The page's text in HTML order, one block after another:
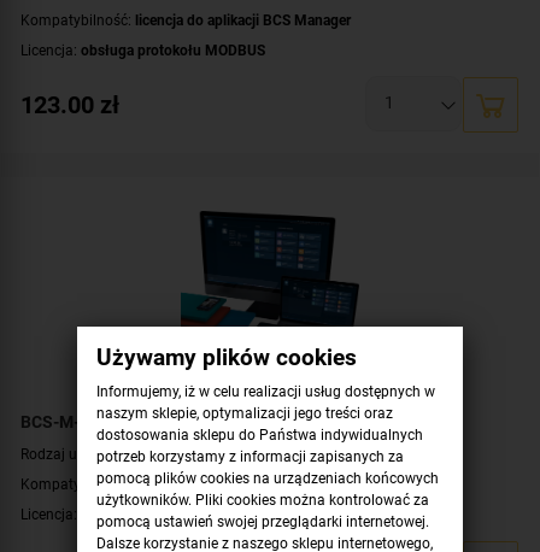
Kompatybilność: licencja do aplikacji BCS Manager
Licencja: obsługa protokołu MODBUS
123.00 zł
BCS-M-LSAT Licencja do aplikacji BCS Manager
Rodzaj urządzenia: licencja
Kompatybilność:licencja do aplikacji BCS Manager
Licencja:
obsługa central alarmowych SATEL
Używamy plików cookies
Informujemy, iż w celu realizacji usług dostępnych w
naszym sklepie, optymalizacji jego treści oraz
dostosowania sklepu do Państwa indywidualnych
potrzeb korzystamy z informacji zapisanych za
pomocą plików cookies na urządzeniach końcowych
użytkowników. Pliki cookies można kontrolować za
pomocą ustawień swojej przeglądarki internetowej.
Dalsze korzystanie z naszego sklepu internetowego,